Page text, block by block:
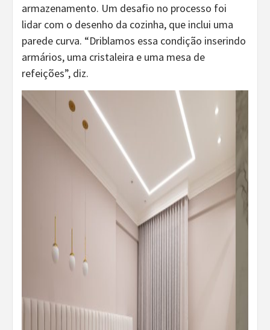
armazenamento. Um desafio no processo foi
lidar com o desenho da cozinha, que inclui uma
parede curva. “Driblamos essa condição inserindo
armários, uma cristaleira e uma mesa de
refeições”, diz.